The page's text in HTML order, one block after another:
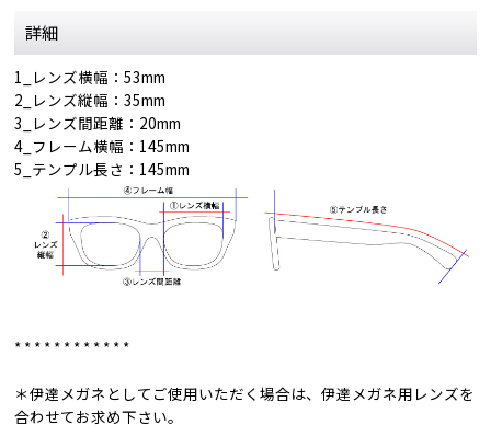
詳細
1_レンズ横幅：53mm
2_レンズ縦幅：35mm
3_レンズ間距離：20mm
4_フレーム横幅：145mm
5_テンプル長さ：145mm
* * * * * * * * * * * *
＊伊達メガネとしてご使用いただく場合は、伊達メガネ用レンズを
合わせてお求め下さい。